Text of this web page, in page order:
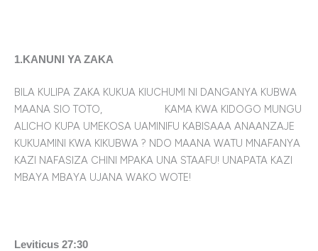
1.KANUNI YA ZAKA
BILA KULIPA ZAKA KUKUA KIUCHUMI NI DANGANYA KUBWA
MAANA SIO TOTO, KAMA KWA KIDOGO MUNGU
ALICHO KUPA UMEKOSA UAMINIFU KABISAAA ANAANZAJE
KUKUAMINI KWA KIKUBWA ? NDO MAANA WATU MNAFANYA
KAZI NAFASIZA CHINI MPAKA UNA STAAFU! UNAPATA KAZI
MBAYA MBAYA UJANA WAKO WOTE!
Leviticus 27:30